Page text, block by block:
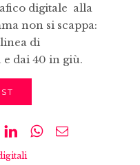
digitale alla
non si scappa:
linea di
dai 40 in giù.